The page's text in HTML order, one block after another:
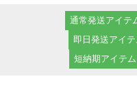
通常発送アイテ
即日発送アイテ
短納期アイテム